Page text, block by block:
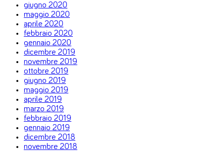
giugno 2020
maggio 2020
aprile 2020
febbraio 2020
gennaio 2020
dicembre 2019
novembre 2019
ottobre 2019
giugno 2019
maggio 2019
aprile 2019
marzo 2019
febbraio 2019
gennaio 2019
dicembre 2018
novembre 2018